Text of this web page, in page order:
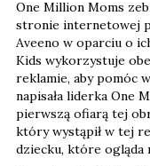
One Million Moms
stronie internetowej
Aveeno w oparciu o
Kids wykorzystuje
reklamie, aby pomóc
napisała liderka One
pierwszą ofiarą tej
który wystąpił w tej
dziecku, które ogląda